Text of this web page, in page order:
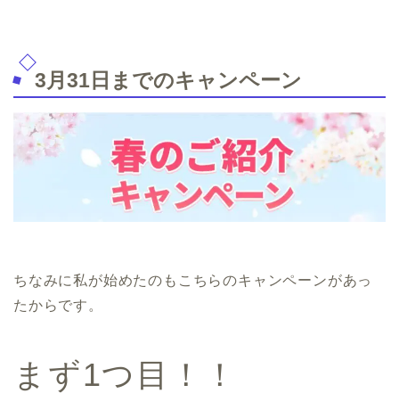
3月31日までのキャンペーン
ちなみに私が始めたのもこちらのキャンペーンがあっ
たからです。
まず1つ目！！